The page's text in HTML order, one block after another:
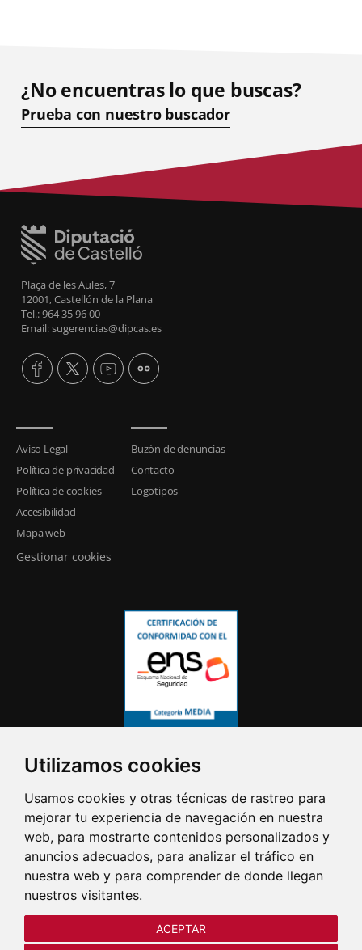
Utilizamos cookies
Usamos cookies y otras técnicas de rastreo para
mejorar tu experiencia de navegación en nuestra
web, para mostrarte contenidos personalizados y
anuncios adecuados, para analizar el tráfico en
nuestra web y para comprender de donde llegan
nuestros visitantes.
ACEPTAR
¿No encuentras lo que buscas?
Prueba con nuestro buscador
Plaça de les Aules, 7
12001, Castellón de la Plana
Tel.: 964 35 96 00
Email: sugerencias@dipcas.es
Aviso Legal
Política de privacidad
Política de cookies
Accesibilidad
Mapa web
Gestionar cookies
Buzón de denuncias
Contacto
Logotipos